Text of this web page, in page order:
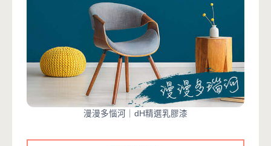
漫漫多惱河｜dH精選乳膠漆